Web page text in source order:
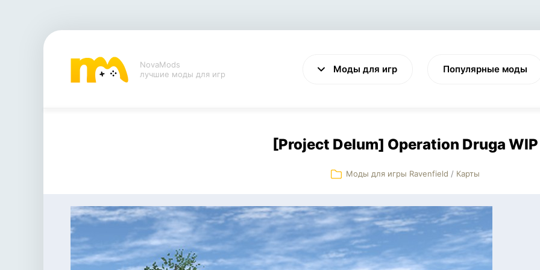
NovaMods
лучшие моды для игр
Моды для игр
VALHEIM CYBERPUNK 2077
Популярные моды
[Project Delum] Operation Druga WIP
Моды для игры Ravenfield / Карты